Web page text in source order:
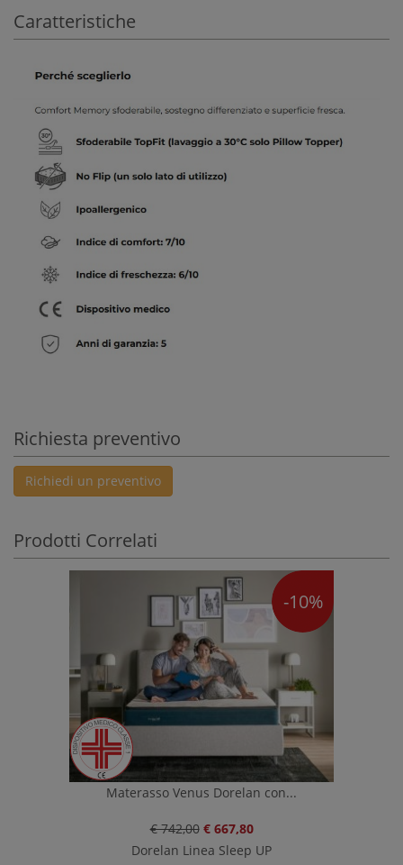
Caratteristiche
Richiesta preventivo
Richiedi un preventivo
Prodotti Correlati
-10%
Materasso Venus Dorelan con...
€ 742,00 € 667,80
Dorelan Linea Sleep UP